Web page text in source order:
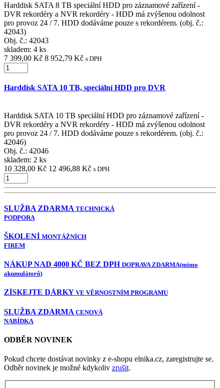
Harddisk SATA 8 TB speciální HDD pro záznamové zařízení -
DVR rekordéry a NVR rekordéry - HDD má zvýšenou odolnost
pro provoz 24 / 7. HDD dodáváme pouze s rekordérem. (obj. č.:
42043)
Obj. č.: 42043
skladem: 4 ks
7 399,00 Kč 8 952,79 Kč s DPH
Harddisk SATA 10 TB, speciální HDD pro DVR
Harddisk SATA 10 TB speciální HDD pro záznamové zařízení -
DVR rekordéry a NVR rekordéry - HDD má zvýšenou odolnost
pro provoz 24 / 7. HDD dodáváme pouze s rekordérem. (obj. č.:
42046)
Obj. č.: 42046
skladem: 2 ks
10 328,00 Kč 12 496,88 Kč s DPH
SLUŽBA ZDARMA TECHNICKÁ
PODPORA
ŠKOLENÍ MONTÁŽNÍCH
FIREM
NÁKUP NAD 4000 KČ BEZ DPH DOPRAVA ZDARMA(mimo
akumulátorů)
ZÍSKEJTE DÁRKY VE VĚRNOSTNÍM PROGRAMU
SLUŽBA ZDARMA CENOVÁ
NABÍDKA
ODBĚR NOVINEK
Pokud chcete dostávat novinky z e-shopu elnika.cz, zaregistrujte se.
Odběr novinek je možné kdykoliv zrušit.